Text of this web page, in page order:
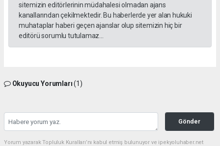
sitemizin editörlerinin müdahalesi olmadan ajans
kanallarından çekilmektedir. Bu haberlerde yer alan hukuki
muhataplar haberi geçen ajanslar olup sitemizin hiç bir
editörü sorumlu tutulamaz...
Okuyucu Yorumları(1)
Gönder
Yorum yazarak Topluluk Kuralları’nı kabul etmiş bulunuyor ve ipekyoluhaber.net